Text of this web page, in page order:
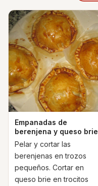
Empanadas de
berenjena y queso brie
Pelar y cortar las
berenjenas en trozos
pequeños. Cortar en
queso brie en trocitos